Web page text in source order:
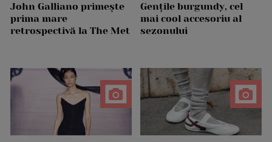
John Galliano primește
prima mare
retrospectivă la The Met
Gențile burgundy, cel
mai cool accesoriu al
sezonului